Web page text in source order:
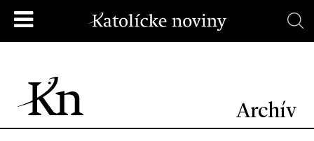
Archív